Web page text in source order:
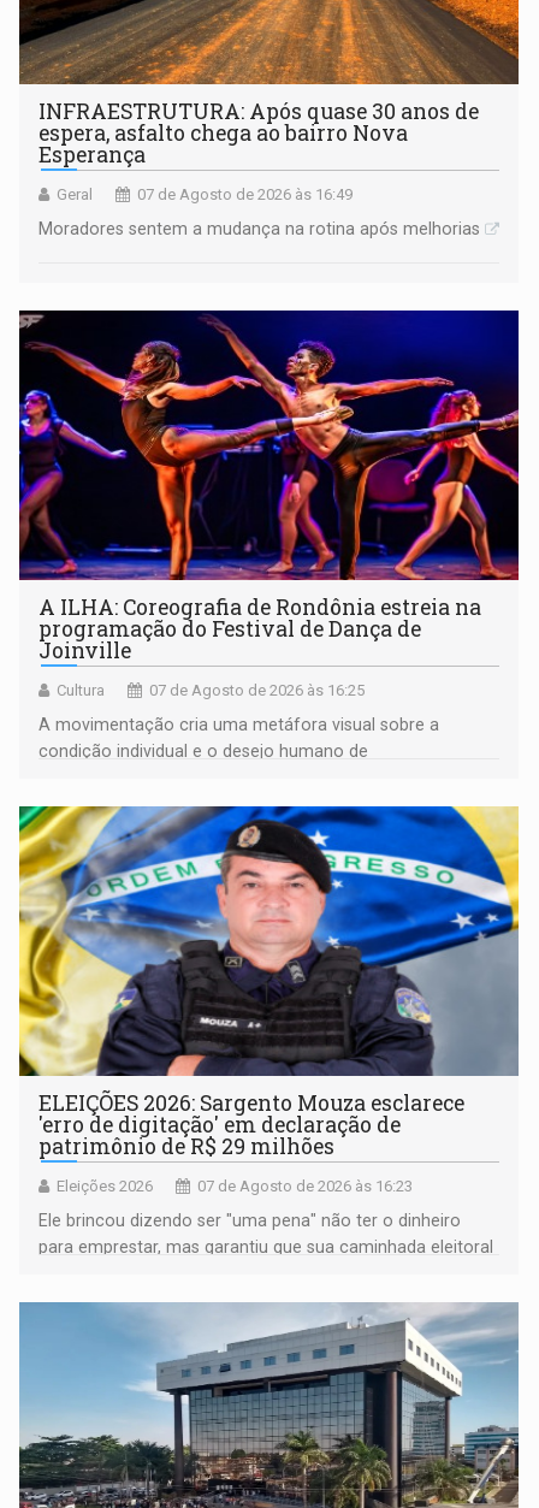
INFRAESTRUTURA: Após quase 30 anos de
espera, asfalto chega ao bairro Nova
Esperança
Geral 07 de Agosto de 2026 às 16:49
Moradores sentem a mudança na rotina após melhorias
A ILHA: Coreografia de Rondônia estreia na
programação do Festival de Dança de
Joinville
Cultura 07 de Agosto de 2026 às 16:25
A movimentação cria uma metáfora visual sobre a
condição individual e o desejo humano de
ELEIÇÕES 2026: Sargento Mouza esclarece
'erro de digitação' em declaração de
patrimônio de R$ 29 milhões
Eleições 2026 07 de Agosto de 2026 às 16:23
Ele brincou dizendo ser "uma pena" não ter o dinheiro
para emprestar, mas garantiu que sua caminhada eleitoral